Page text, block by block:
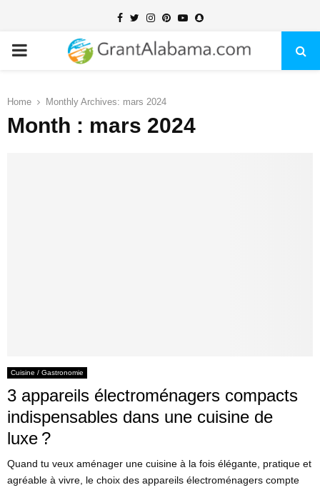
Facebook
TwitterInstagram
PinterestYoutubeSnapchat
PRIMARY
Home Monthly Archives: mars 2024
Month : mars 2024
Cuisine / Gastronomie
3 appareils électroménagers compacts
indispensables dans une cuisine de
luxe ?
Quand tu veux aménager une cuisine à la fois élégante, pratique et
agréable à vivre, le choix des appareils électroménagers compte